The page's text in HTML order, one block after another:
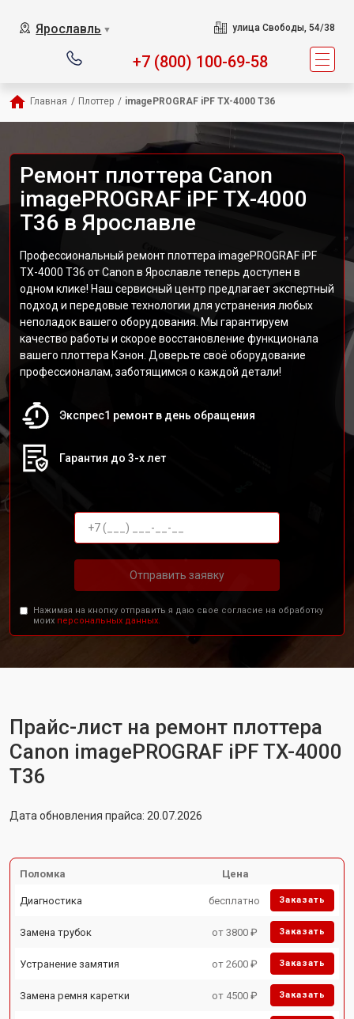
Ярославль ▼ улица Свободы, 54/38
+7 (800) 100-69-58
Главная / Плоттер / imagePROGRAF iPF TX-4000 T36
Ремонт плоттера Canon
imagePROGRAF iPF TX-4000
T36 в Ярославле
Профессиональный ремонт плоттера imagePROGRAF iPF
TX-4000 T36 от Canon в Ярославле теперь доступен в
одном клике! Наш сервисный центр предлагает экспертный
подход и передовые технологии для устранения любых
неполадок вашего оборудования. Мы гарантируем
качество работы и скорое восстановление функционала
вашего плоттера Кэнон. Доверьте своё оборудование
профессионалам, заботящимся о каждой детали!
Экспрес1 ремонт в день обращения
Гарантия до 3-х лет
Отправить заявку
Нажимая на кнопку отправить я даю свое согласие на обработку
моих персональных данных.
Прайс-лист на ремонт плоттера
Canon imagePROGRAF iPF TX-4000
T36
Дата обновления прайса: 20.07.2026
Поломка Цена
Диагностика бесплатно Заказать
Замена трубок от 3800 ₽ Заказать
Устранение замятия от 2600 ₽ Заказать
Замена ремня каретки от 4500 ₽ Заказать